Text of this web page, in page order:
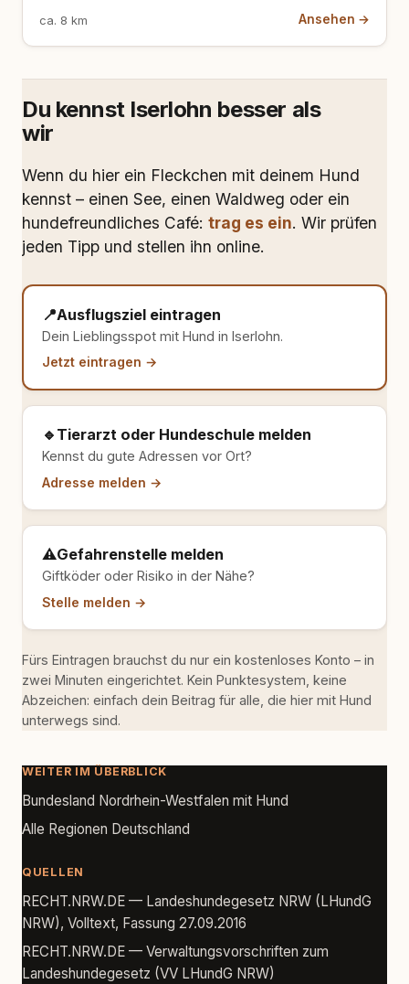
ca. 8 km Ansehen →
Du kennst Iserlohn besser als
wir
Wenn du hier ein Fleckchen mit deinem Hund
kennst – einen See, einen Waldweg oder ein
hundefreundliches Café: trag es ein. Wir prüfen
jeden Tipp und stellen ihn online.
📍Ausflugsziel eintragen
Dein Lieblingsspot mit Hund in Iserlohn.
Jetzt eintragen →
🔹 Tierarzt oder Hundeschule melden
Kennst du gute Adressen vor Ort?
Adresse melden →
⚠️Gefahrenstelle melden
Giftköder oder Risiko in der Nähe?
Stelle melden →
Fürs Eintragen brauchst du nur ein kostenloses Konto – in
zwei Minuten eingerichtet. Kein Punktesystem, keine
Abzeichen: einfach dein Beitrag für alle, die hier mit Hund
unterwegs sind.
WEITER IM ÜBERBLICK
Bundesland Nordrhein-Westfalen mit Hund
Alle Regionen Deutschland
QUELLEN
RECHT.NRW.DE — Landeshundegesetz NRW (LHundG
NRW), Volltext, Fassung 27.09.2016
RECHT.NRW.DE — Verwaltungsvorschriften zum
Landeshundegesetz (VV LHundG NRW)